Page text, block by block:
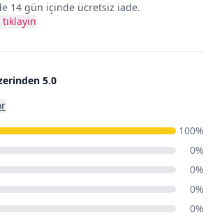
14 gün içinde ücretsiz iade.
5.0
100%
0%
0%
0%
0%